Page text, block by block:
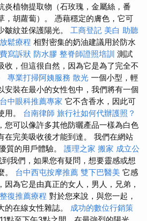
炎植物提取物（石玫瑰，金屬絲，番
，胡蘿蔔）。 憑藉穩定的膚色，它可
皺紋並保護陽光。 工商登記 美白 助聽
鬆療程 相對密集的奶油建議用於防水
寫訴狀 防水膠 整脊師證照培訓 測試
收，但這很自然，因為它是為了完全不
專業打掃阿姨服務 散光 一個小型，輕
安裝在最小的女性包中，我們將有一個
台中眼科推薦專家 它不含香水，因此可
用。 台南律師 旅行社如何代辦護照？
您可以像許多其他防曬產品一樣為白色
在完美吸收後才能到達。 我們在網站
質的用戶體驗。 護理之家 搬家 成立公
我們，如果您有疑問，想要靈感或想
。 台中西屯按摩推薦 雙下巴醫美 它感
因為它是由真正的女人，男人，兄弟，
復推薦療程 對於您來說，與您一起，
的在線女性雜誌。 成功的數位行銷策